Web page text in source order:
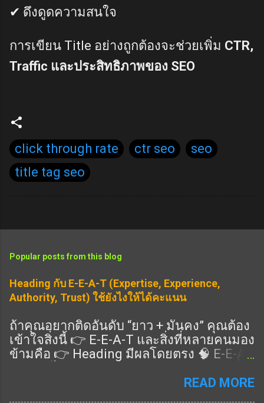
✔ ดึงดูดความสนใจ
การเขียน Title อย่างถูกต้องจะช่วยเพิ่ม CTR,
Traffic และประสิทธิภาพของ SEO
click through rate ctr seo
seo
title tag seo
Popular posts from this blog
Heading กับ E-E-A-T (Expertise, Experience,
Authority, Trust) ใช้ยังไงให้ได้คะแนน
ถ้าคุณอยากติดอันดับ “ยาว + มั่นคง” คุณต้อง
เข้าใจสิ่งนี้ 👉 E-E-A-T และสิ่งที่หลายคนมอง
ข้ามคือ 👉 Heading มีผลโดยตรง 🧠 E-E-A-
ว่าเนื้อหาคุณ: Expertise (ความเชี่ยวชาญ)
READ MORE